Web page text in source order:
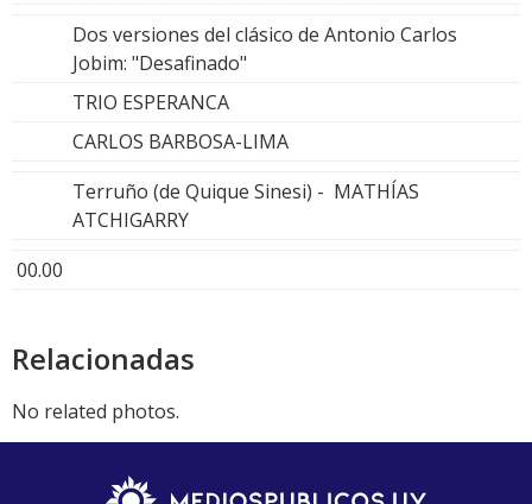
Dos versiones del clásico de Antonio Carlos
Jobim: "Desafinado"
TRIO ESPERANCA
CARLOS BARBOSA-LIMA
Terruño (de Quique Sinesi) - MATHÍAS
ATCHIGARRY
00.00
Relacionadas
No related photos.